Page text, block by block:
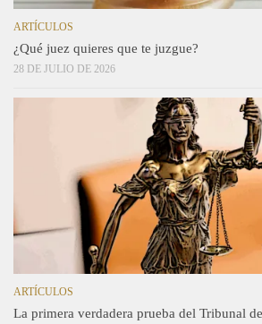
ARTÍCULOS
¿Qué juez quieres que te juzgue?
28 DE JULIO DE 2026
ARTÍCULOS
La primera verdadera prueba del Tribunal